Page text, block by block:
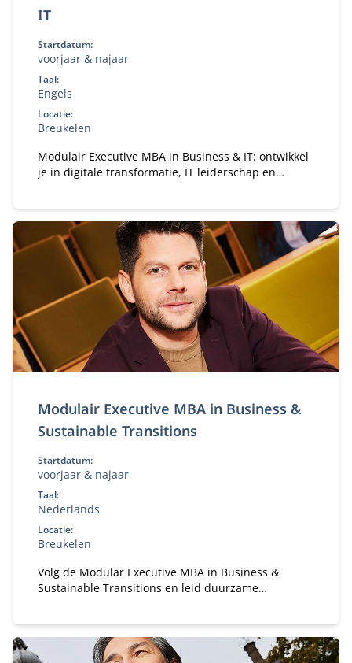
IT
Startdatum:
voorjaar & najaar
Taal:
Engels
Locatie:
Breukelen
Modulair Executive MBA in Business & IT: ontwikkel
je in digitale transformatie, IT leiderschap en
Modulair Executive MBA in Business &
Sustainable Transitions
Startdatum:
voorjaar & najaar
Taal:
Nederlands
Locatie:
Breukelen
Volg de Modular Executive MBA in Business &
Sustainable Transitions en leid duurzame